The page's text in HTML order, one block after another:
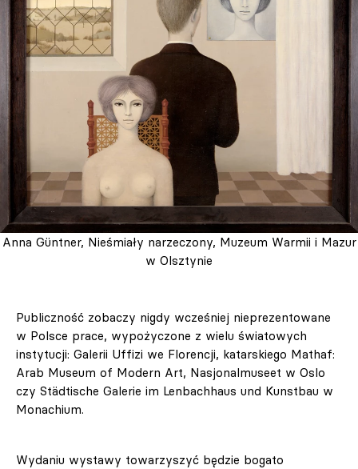
Anna Güntner, Nieśmiały narzeczony, Muzeum Warmii i Mazur
w Olsztynie
Publiczność zobaczy nigdy wcześniej nieprezentowane
w Polsce prace, wypożyczone z wielu światowych
instytucji: Galerii Uffizi we Florencji, katarskiego Mathaf:
Arab Museum of Modern Art, Nasjonalmuseet w Oslo
czy Städtische Galerie im Lenbachhaus und Kunstbau w
Monachium.
Wydaniu wystawy towarzyszyć będzie bogato